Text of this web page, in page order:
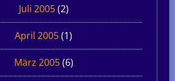
Juli 2005(2)
April 2005(1)
März 2005(6)